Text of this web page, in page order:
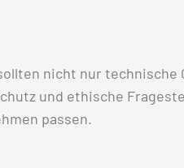
nicht nur
und ethische
passen.